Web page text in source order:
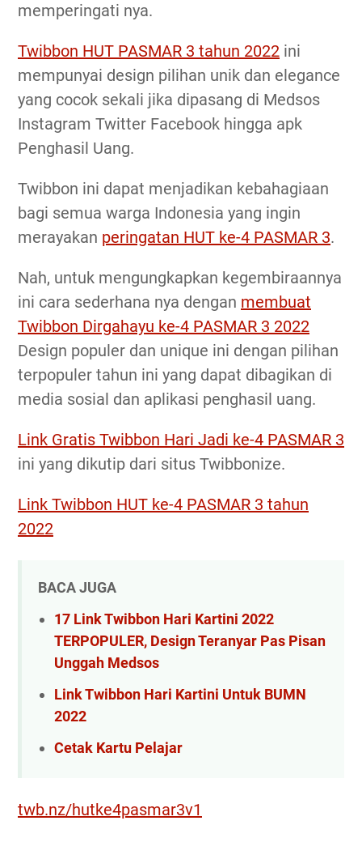
memperingati nya.
Twibbon HUT PASMAR 3 tahun 2022 ini
mempunyai design pilihan unik dan elegance
yang cocok sekali jika dipasang di Medsos
Instagram Twitter Facebook hingga apk
Penghasil Uang.
Twibbon ini dapat menjadikan kebahagiaan
bagi semua warga Indonesia yang ingin
merayakan peringatan HUT ke-4 PASMAR 3.
Nah, untuk mengungkapkan kegembiraannya
ini cara sederhana nya dengan membuat
Twibbon Dirgahayu ke-4 PASMAR 3 2022
Design populer dan unique ini dengan pilihan
terpopuler tahun ini yang dapat dibagikan di
media sosial dan aplikasi penghasil uang.
Link Gratis Twibbon Hari Jadi ke-4 PASMAR 3
ini yang dikutip dari situs Twibbonize.
Link Twibbon HUT ke-4 PASMAR 3 tahun
2022
BACA JUGA
17 Link Twibbon Hari Kartini 2022
TERPOPULER, Design Teranyar Pas Pisan
Unggah Medsos
Link Twibbon Hari Kartini Untuk BUMN
2022
Cetak Kartu Pelajar
twb.nz/hutke4pasmar3v1